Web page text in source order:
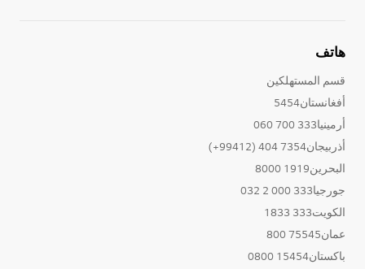
هاتف
قسم المستهلكين
أفغانستان5454
أرمينيا333 700 060
أذربيجان7354 404 (99412+)
البحرين1919 8000
جورجيا333 000 2 032
الكويت333 1833
عمان75545 800
باكستان15454 0800